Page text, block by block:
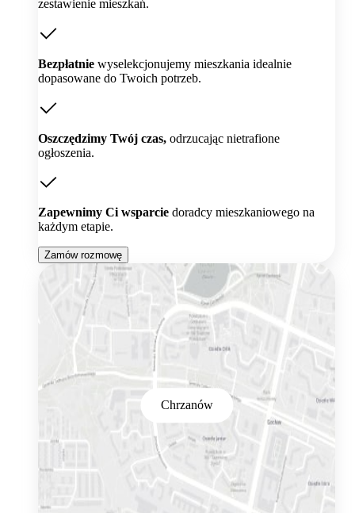
zestawienie mieszkań.
Bezpłatnie wyselekcjonujemy mieszkania idealnie
dopasowane do Twoich potrzeb.
Oszczędzimy Twój czas, odrzucając nietrafione
ogłoszenia.
Zapewnimy Ci wsparcie doradcy mieszkaniowego na
każdym etapie.
Zamów rozmowę
Chrzanów